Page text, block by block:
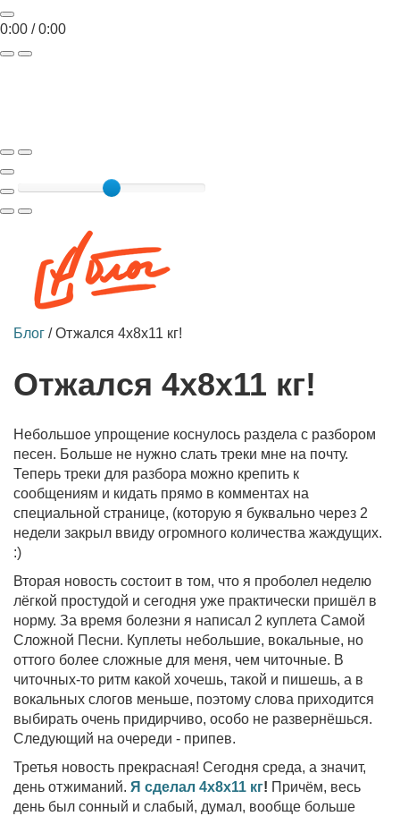
0:00 /0:00
Блог /Отжался 4х8х11 кг!
Отжался 4х8х11 кг!
Небольшое упрощение коснулось раздела с разбором
песен. Больше не нужно слать треки мне на почту.
Теперь треки для разбора можно крепить к
сообщениям и кидать прямо в комментах на
специальной странице, (которую я буквально через 2
недели закрыл ввиду огромного количества жаждущих.
:)
Вторая новость состоит в том, что я проболел неделю
лёгкой простудой и сегодня уже практически пришёл в
норму. За время болезни я написал 2 куплета Самой
Сложной Песни. Куплеты небольшие, вокальные, но
оттого более сложные для меня, чем читочные. В
читочных-то ритм какой хочешь, такой и пишешь, а в
вокальных слогов меньше, поэтому слова приходится
выбирать очень придирчиво, особо не развернёшься.
Следующий на очереди - припев.
Третья новость прекрасная! Сегодня среда, а значит,
день отжиманий. Я сделал 4х8х11 кг! Причём, весь
день был сонный и слабый, думал, вообще больше